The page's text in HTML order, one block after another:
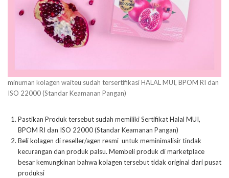
minuman kolagen waiteu sudah tersertifikasi HALAL MUI, BPOM RI dan
ISO 22000 (Standar Keamanan Pangan)
Pastikan Produk tersebut sudah memiliki Sertifikat Halal MUI,
BPOM RI dan ISO 22000 (Standar Keamanan Pangan)
Beli kolagen di reseller/agen resmi untuk meminimalisir tindak
kecurangan dan produk palsu. Membeli produk di marketplace
besar kemungkinan bahwa kolagen tersebut tidak original dari pusat
produksi